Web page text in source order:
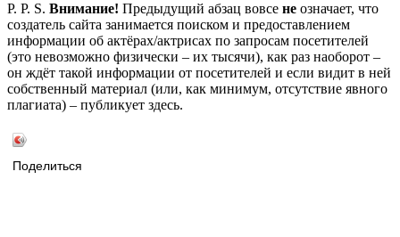
P. P. S. Внимание! Предыдущий абзац вовсе не означает, что
создатель сайта занимается поиском и предоставлением
информации об актёрах/актрисах по запросам посетителей
(это невозможно физически – их тысячи), как раз наоборот –
он ждёт такой информации от посетителей и если видит в ней
собственный материал (или, как минимум, отсутствие явного
плагиата) – публикует здесь.
Поделиться